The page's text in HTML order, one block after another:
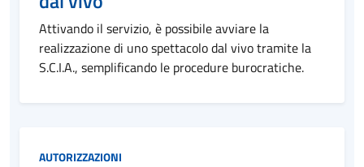
Attivando il servizio, è possibile avviare la
realizzazione di uno spettacolo dal vivo tramite la
S.C.I.A., semplificando le procedure burocratiche.
Categoria:
AUTORIZZAZIONI